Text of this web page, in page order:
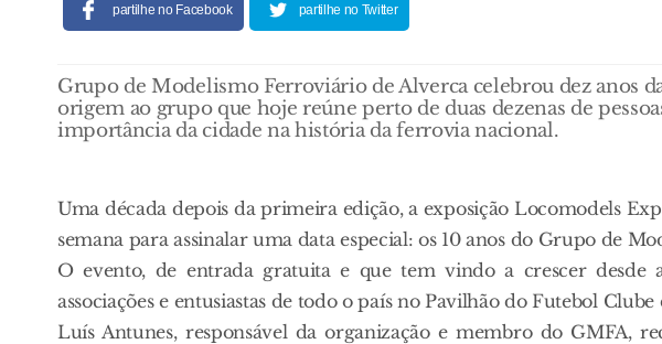
partilhe no Facebook partilhe no Twitter
Grupo de Modelismo Ferroviário de Alverca celebrou dez anos
origem ao grupo que hoje reúne perto de duas dezenas de
importância da cidade na história da ferrovia nacional.
Uma década depois da primeira edição, a exposição Locomodels
semana para assinalar uma data especial: os 10 anos do Grupo de
O evento, de entrada gratuita e que tem vindo a crescer desde
associações e entusiastas de todo o país no Pavilhão do Futebol Clube
Luís Antunes, responsável da organização e membro do GMFA,